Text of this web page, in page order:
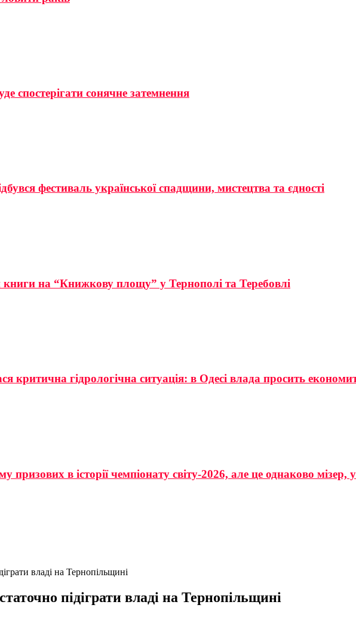
спостерігати сонячне затемнення
фестиваль української спадщини, мистецтва та єдності
на “Книжкову площу” у Тернополі та Теребовлі
критична гідрологічна ситуація: в Одесі влада просить
призових в історії чемпіонату світу-2026, але це однаково
владі на Тернопільщині
підіграти владі на Тернопільщині